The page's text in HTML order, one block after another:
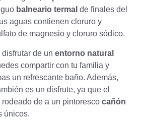
balneario termal de finales del
aguas contienen cloruro y
de magnesio y cloruro sódico.
de un entorno natural
compartir con tu familia y
un refrescante baño. Además,
es un disfrute, ya que el
de a un pintoresco cañón
únicos.